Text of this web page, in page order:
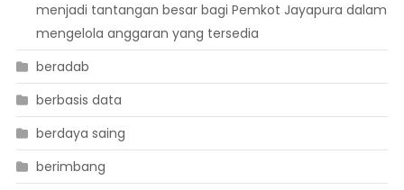
menjadi tantangan besar bagi Pemkot Jayapura dalam
mengelola anggaran yang tersedia
beradab
berbasis data
berdaya saing
berimbang